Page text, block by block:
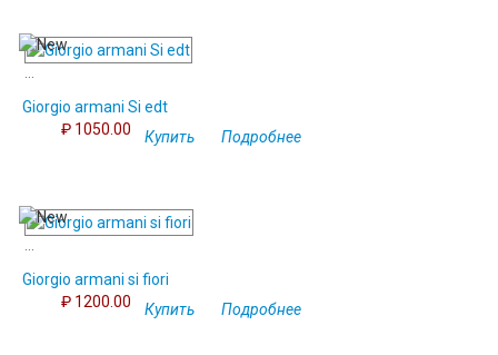
...
Giorgio armani Si edt
₽ 1050.00
Купить Подробнее
...
Giorgio armani si fiori
₽ 1200.00
Купить Подробнее